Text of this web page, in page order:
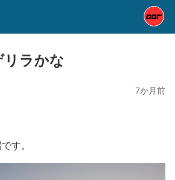
ラかな
7か月前
す。